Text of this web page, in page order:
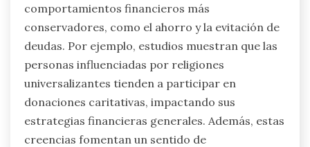
comportamientos financieros más
conservadores, como el ahorro y la evitación de
deudas. Por ejemplo, estudios muestran que las
personas influenciadas por religiones
universalizantes tienden a participar en
donaciones caritativas, impactando sus
estrategias financieras generales. Además, estas
creencias fomentan un sentido de